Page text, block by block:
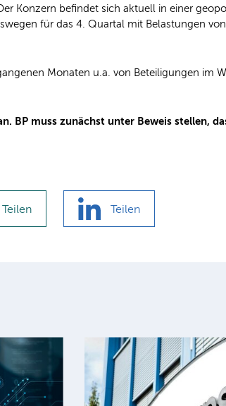
Konzern befindet sich aktuell in einer
für das 4. Quartal mit Belastungen
Monaten u.a. von Beteiligungen im
BP muss zunächst unter Beweis stellen,
Teilen Teilen